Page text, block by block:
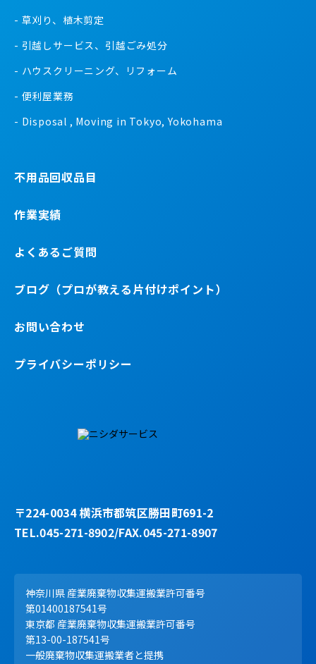
草刈り、植木剪定
引越しサービス、引越ごみ処分
ハウスクリーニング、リフォーム
便利屋業務
Disposal , Moving in Tokyo, Yokohama
不用品回収品目
作業実績
よくあるご質問
ブログ（プロが教える片付けポイント）
お問い合わせ
プライバシーポリシー
〒224-0034 横浜市都筑区勝田町691-2
TEL.045-271-8902/FAX.045-271-8907
神奈川県 産業廃棄物収集運搬業許可番号
第01400187541号
東京都 産業廃棄物収集運搬業許可番号
第13-00-187541号
一般廃棄物収集運搬業者と提携